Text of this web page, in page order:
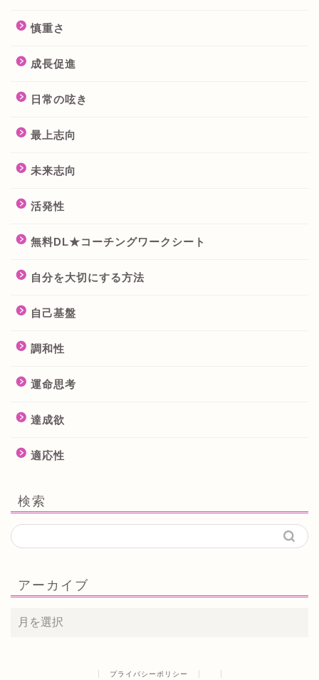
慎重さ
成長促進
日常の呟き
最上志向
未来志向
活発性
無料DL★コーチングワークシート
自分を大切にする方法
自己基盤
調和性
運命思考
達成欲
適応性
検索
アーカイブ
プライバシーポリシー